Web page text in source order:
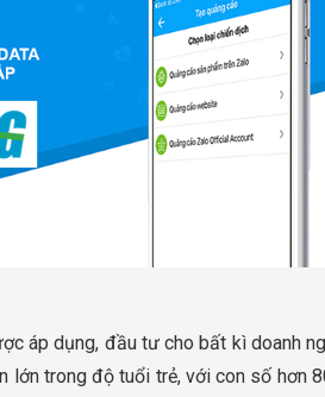
áp dụng, đầu tư cho bất kì doanh
trong độ tuổi trẻ, với con số hơn